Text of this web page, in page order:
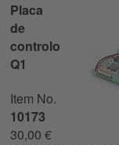
Placa
de
controlo
Q1
Item No.
10173
30,00 €